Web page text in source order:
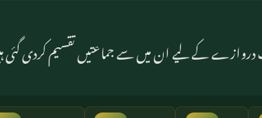
کے لیے ان میں سے جماعتیں تقسیم کردی گئی